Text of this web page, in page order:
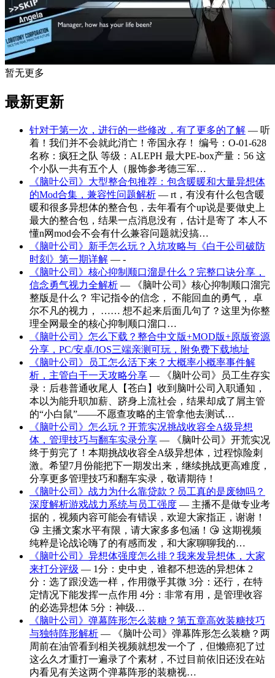
暂无更多
最新更新
针对于第一次，进行的一些修改，有了更多的了解 — 听
着！我们并不会就此消亡！帝国永存！ 编号：O-01-628
名称：疯狂之队 等级：ALEPH 最大PE-box产量：56 这
个小队一共有五个人（服饰参考德三军…
《脑叶公司》大型整合包推荐：包含暖暖和大量异想体
的Mod合集，兼容性问题解析 — rt，有没有什么包含暖
暖和很多异想体的整合包，去年看有个up说是要做史上
最大的整合包，结果一点消息没有，估计是寄了 本人不
懂n网mod会不会有什么兼容问题就没搞…
《脑叶公司》新手怎么玩？入坑攻略与《白干公司破防
时刻》第一期详解 — -
《脑叶公司》核心抑制顺口溜是什么？完整口诀分享，
信念勇气视力全解析 — 《脑叶公司》核心抑制顺口溜完
整版是什么？ 牢记指令的信念， 不能回血的勇气， 卓
尔不凡的视力， …… 想不起来后面几句了？这里为你整
理全网最全的核心抑制顺口溜口…
《脑叶公司》怎么下载？整合中文版+MOD版+原版资源
分享，PC/安卓/IOS三端亲测可玩，附免费下载地址
《脑叶公司》员工怎么活下来？大概率小概率事件解
析，主管白干一天攻略分享 — 《脑叶公司》员工生存实
录：后巷普通收尾人【苍白】收到脑叶公司入职通知，
本以为能升职加薪、跻身上流社会，结果却成了屑主管
的“小白鼠”——不愿查攻略的主管拿他去测试…
《脑叶公司》怎么玩？开荒实况挑战收容全A级异想
体，管理技巧与翻车实录分享 — 《脑叶公司》开荒实况
终于剪完了！本期挑战收容全A级异想体，过程惊险刺
激。希望7月份能把下一期发出来，继续挑战更高难度，
分享更多管理技巧和翻车实录，敬请期待！
《脑叶公司》战力为什么靠贷款？员工真的是废物吗？
深度解析游戏战力系统与员工强度 — 主播不是做专业考
据的，视频内容可能会有错误，欢迎大家指正，谢谢！
😘 主播文案水平有限，请大家多多包涵！😘 这期视频
纯粹是论战论嗨了的有感而发，和大家聊聊我的…
《脑叶公司》异想体强度怎么排？我来发异想体，大家
来打分评级 — 1分：史中史，谁都不想选的异想体 2
分：选了跟没选一样，作用微乎其微 3分：还行，在特
定情况下能发挥一点作用 4分：非常有用，是管理收容
的必选异想体 5分：神级…
《脑叶公司》弹幕阵形怎么装糖？第五章高效装糖技巧
与独特阵形解析 — 《脑叶公司》弹幕阵形怎么装糖？两
周前在油管看到相关视频就想发一个了，但懒癌犯了过
这么久才重打一遍录了个素材，不过目前依旧还没在站
内看见有关这两个弹幕阵形的装糖视…